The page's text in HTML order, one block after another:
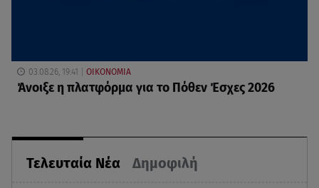
Τελευταία Νέα Δημοφιλή
03.08.26, 19:41 ΟΙΚΟΝΟΜΙΑ
Άνοιξε η πλατφόρμα για το Πόθεν Έσχες 2026